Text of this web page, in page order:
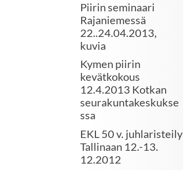
Piirin seminaari
Rajaniemessä
22..24.04.2013,
kuvia
Kymen piirin
kevätkokous
12.4.2013 Kotkan
seurakuntakeskukse
ssa
EKL 50 v. juhlaristeily
Tallinaan 12.-13.
12.2012